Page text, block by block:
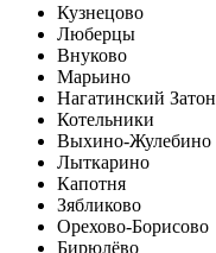
Кузнецово
Люберцы
Внуково
Марьино
Нагатинский Затон
Котельники
Выхино-Жулебино
Лыткарино
Капотня
Зябликово
Орехово-Борисово
Бирюлёво